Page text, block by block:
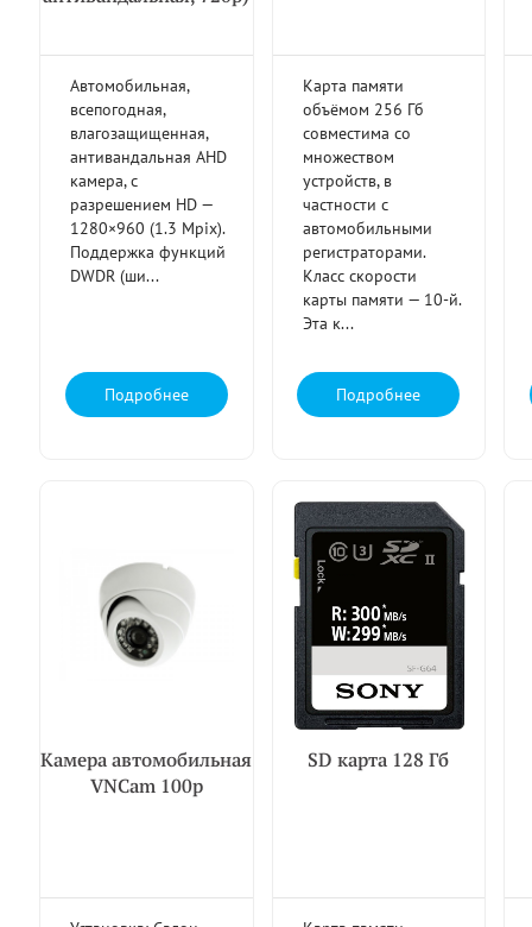
Автомобильная,
всепогодная,
влагозащищенная,
антивандальная AHD
камера, с
разрешением HD —
1280×960 (1.3 Mpix).
Поддержка функций
DWDR (ши...
Подробнее
Карта памяти
объёмом 256 Гб
совместима со
множеством
устройств, в
частности с
автомобильными
регистраторами.
Класс скорости
карты памяти — 10-й.
Эта к...
Подробнее
Камера автомобильная
VNCam 100р
SD карта 128 Гб